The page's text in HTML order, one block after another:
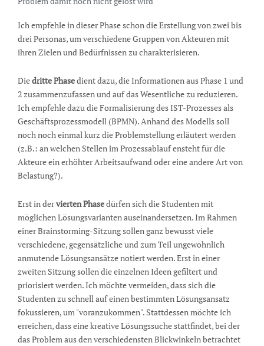
Ich empfehle in dieser Phase schon die Erstellung von zwei bis
drei Personas, um verschiedene Gruppen von Akteuren mit
ihren Zielen und Bedürfnissen zu charakterisieren.
Diedritte Phasedient dazu, die Informationen aus Phase 1 und
2 zusammenzufassen und auf das Wesentliche zu reduzieren.
Ich empfehle dazu die Formalisierung des IST-Prozesses als
Geschäftsprozessmodell (BPMN). Anhand des Modells soll
noch noch einmal kurz die Problemstellung erläutert werden
(z.B.: an welchen Stellen im Prozessablauf ensteht für die
Akteure ein erhöhter Arbeitsaufwand oder eine andere Art von
Belastung?).
Erst in dervierten Phasedürfen sich die Studenten mit
möglichen Lösungsvarianten auseinandersetzen. Im Rahmen
einer Brainstorming-Sitzung sollen ganz bewusst viele
verschiedene, gegensätzliche und zum Teil ungewöhnlich
anmutende Lösungsansätze notiert werden. Erst in einer
zweiten Sitzung sollen die einzelnen Ideen gefiltert und
priorisiert werden. Ich möchte vermeiden, dass sich die
Studenten zu schnell auf einen bestimmten Lösungsansatz
fokussieren, um "voranzukommen". Stattdessen möchte ich
erreichen, dass eine kreative Lösungssuche stattfindet, bei der
das Problem aus den verschiedensten Blickwinkeln betrachtet